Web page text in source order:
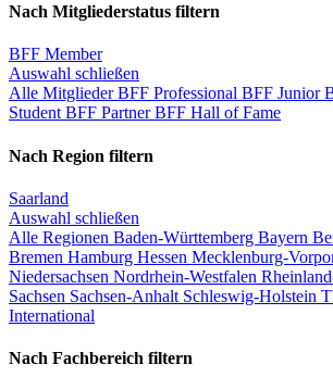
Nach Mitgliederstatus filtern
BFF Member
Auswahl schließen
Alle MitgliederBFF Professional BFF Junior
Student BFF PartnerBFF Hall of Fame
Nach Region filtern
Saarland
Auswahl schließen
Alle Regionen Baden-Württemberg Bayern
Bremen Hamburg Hessen Mecklenburg-
Niedersachsen Nordrhein-Westfalen
Sachsen Sachsen-Anhalt Schleswig-Holstein
International
Nach Fachbereich filtern